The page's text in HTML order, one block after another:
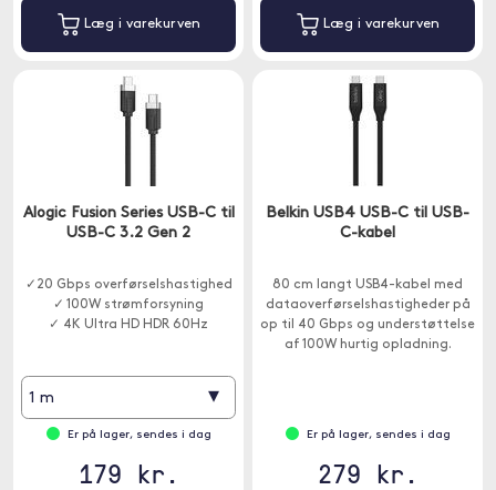
Læg i varekurven Læg i varekurven
Alogic Fusion Series USB-C til
USB-C 3.2 Gen 2
✓20 Gbps overførselshastighed
✓ 100W strømforsyning
✓ 4K Ultra HD HDR 60Hz
1 m ▾
Er på lager, sendes i dag
179 kr.
Belkin USB4 USB-C til USB-
C-kabel
80 cm langt USB4-kabel med
dataoverførselshastigheder på
op til 40 Gbps og understøttelse
af 100W hurtig opladning.
Er på lager, sendes i dag
279 kr.